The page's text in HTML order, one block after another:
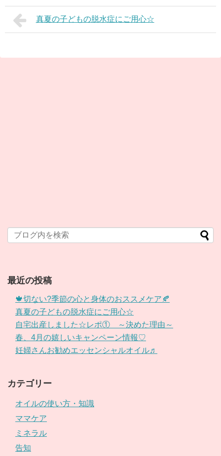
真夏の子どもの脱水症にご用心☆
最近の投稿
🍁切ない?季節の心と身体のおススメケア🍂
真夏の子どもの脱水症にご用心☆
自宅出産しました☆レポ① ～決めた理由～
春、4月の嬉しいキャンペーン情報♡
妊婦さんお勧めエッセンシャルオイル♬
カテゴリー
オイルの使い方・知識
ママケア
ミネラル
告知